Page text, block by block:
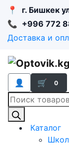
📍
г. Бишкек
📞 +996 772
Доставка и
👤 🛒 0
Поиск
товаров
Каталог